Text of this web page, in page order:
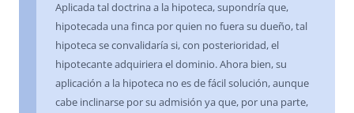
Aplicada tal doctrina a la hipoteca, supondría que,
hipotecada una finca por quien no fuera su dueño, tal
hipoteca se convalidaría si, con posterioridad, el
hipotecante adquiriera el dominio. Ahora bien, su
aplicación a la hipoteca no es de fácil solución, aunque
cabe inclinarse por su admisión ya que, por una parte,